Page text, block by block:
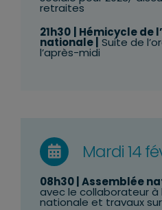
retraites
21h30
| Hémicycle de
nationale | Suite de
l’après-midi
Mardi 14
08h30 | Assemblée
avec le collaborateur à
nationale et travaux